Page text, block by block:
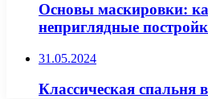
Основы маскировки:
неприглядные
31.05.2024
Классическая спальня